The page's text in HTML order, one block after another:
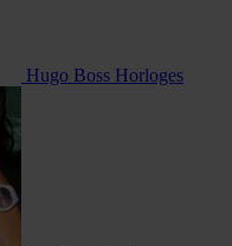
Hugo Boss Horloges